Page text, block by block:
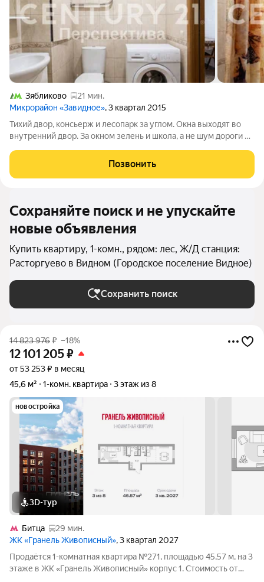
Зябликово
21 мин.
Микрорайон «Завидное», 3 квартал 2015
Тихий двор, консьерж и лесопарк за углом. Окна выходят во
внутренний двор. За окном зелень и школа, а не шум дороги и
лесопарк в шаговой доступности прогулочные зоны, детские
площадки,
Позвонить
Сохраняйте поиск и не упускайте
новые объявления
Купить квартиру, 1-комн., рядом: лес, Ж/Д станция:
Расторгуево в Видном (Городское поселение Видное)
Сохранить поиск
14 823 976₽ –18%
12 101 205₽
от 53 253 ₽ в месяц
45,6 м²
1-комн. квартира 3 этаж из 8
новостройка
3D-тур
Битца
29 мин.
ЖК «Гранель Живописный», 3 квартал 2027
Продаётся 1-комнатная квартира №271, площадью 45,57 м, на 3
этаже в ЖК «Гранель Живописный» корпус 1. Стоимость от